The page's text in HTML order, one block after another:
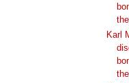
Karl